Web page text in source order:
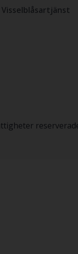
Visselblåsartjänst